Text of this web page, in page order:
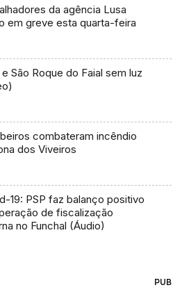
da agência Lusa
em greve esta quarta-feira
e São Roque do Faial sem luz
combateram incêndio
dos Viveiros
19: PSP faz balanço positivo
de fiscalização
no Funchal (Áudio)
PUB